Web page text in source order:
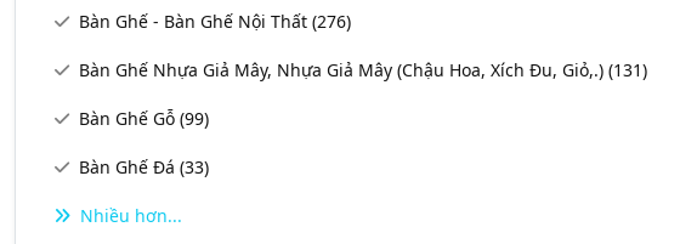
Bàn Ghế - Bàn Ghế Nội Thất (276)
Bàn Ghế Nhựa Giả Mây, Nhựa Giả Mây (chậu Hoa, Xích Đu, Giỏ,.) (131)
Bàn Ghế Gỗ (99)
Bàn Ghế Đá (33)
Nhiều hơn...